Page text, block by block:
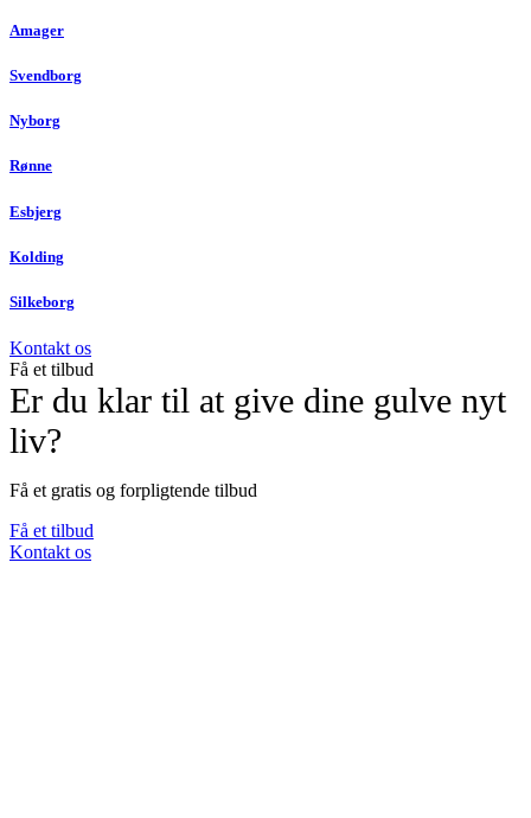
Amager
Svendborg
Nyborg
Rønne
Esbjerg
Kolding
Silkeborg
Kontakt os
Få et tilbud
Er du klar til at give dine gulve nyt
liv?
Få et gratis og forpligtende tilbud
Få et tilbud
Kontakt os